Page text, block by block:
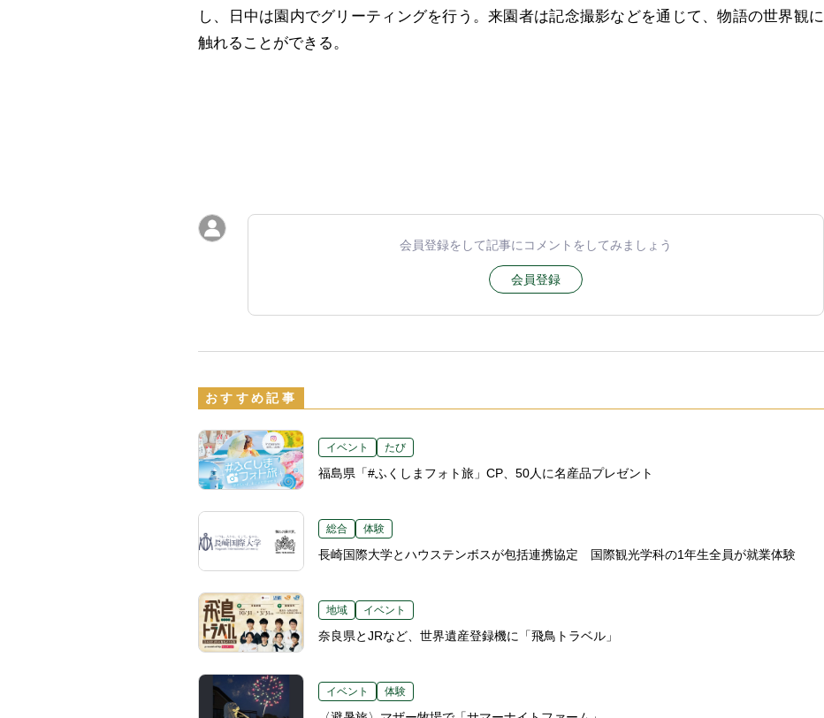
し、日中は園内でグリーティングを行う。来園者は記念撮影などを通じて、物語の世界観に
触れることができる。
会員登録をして記事にコメントをしてみましょう
会員登録
おすすめ記事
イベント たび
福島県「#ふくしまフォト旅」CP、50人に名産品プレゼント
総合 体験
長崎国際大学とハウステンボスが包括連携協定 国際観光学科の1年生全員が就業体験
地域 イベント
奈良県とJRなど、世界遺産登録機に「飛鳥トラベル」
イベント 体験